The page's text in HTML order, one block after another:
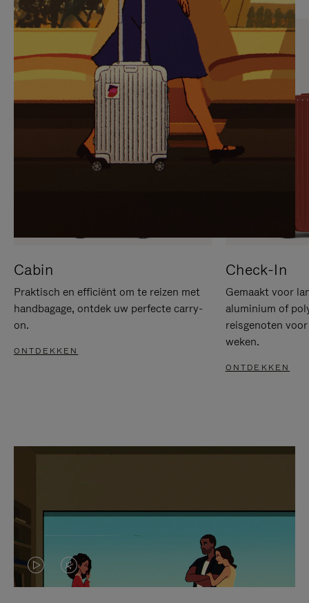
OM
TE
PAUZEREN
UITGESCHAKELD.
DRUK
HIER
OM
HET
DEMPEN
OP
Cabin
Praktisch en efficiënt om te reizen met
handbagage, ontdek uw perfecte carry-
on.
ONTDEKKEN
Check-In
Gemaakt voor
aluminium of
reisgenoten
weken.
ONTDEKKEN
VIDEO
HET